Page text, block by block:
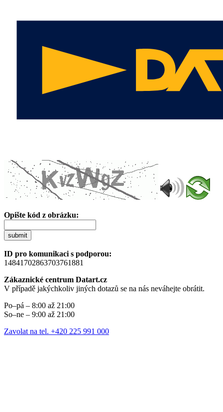
Opište kód z obrázku:
submit
ID pro komunikaci s podporou:
14841702863703761881
Zákaznické centrum Datart.cz
V případě jakýchkoliv jiných dotazů se na nás neváhejte obrátit.
Po–pá – 8:00 až 21:00
So–ne – 9:00 až 21:00
Zavolat na tel. +420 225 991 000